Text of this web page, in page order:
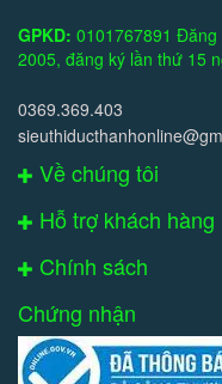
GPKD: 0101767891 Đăng
2005, đăng ký lần thứ 15
0369.369.403
Về chúng tôi
Hỗ trợ khách hàng
Chính sách
Chứng nhận